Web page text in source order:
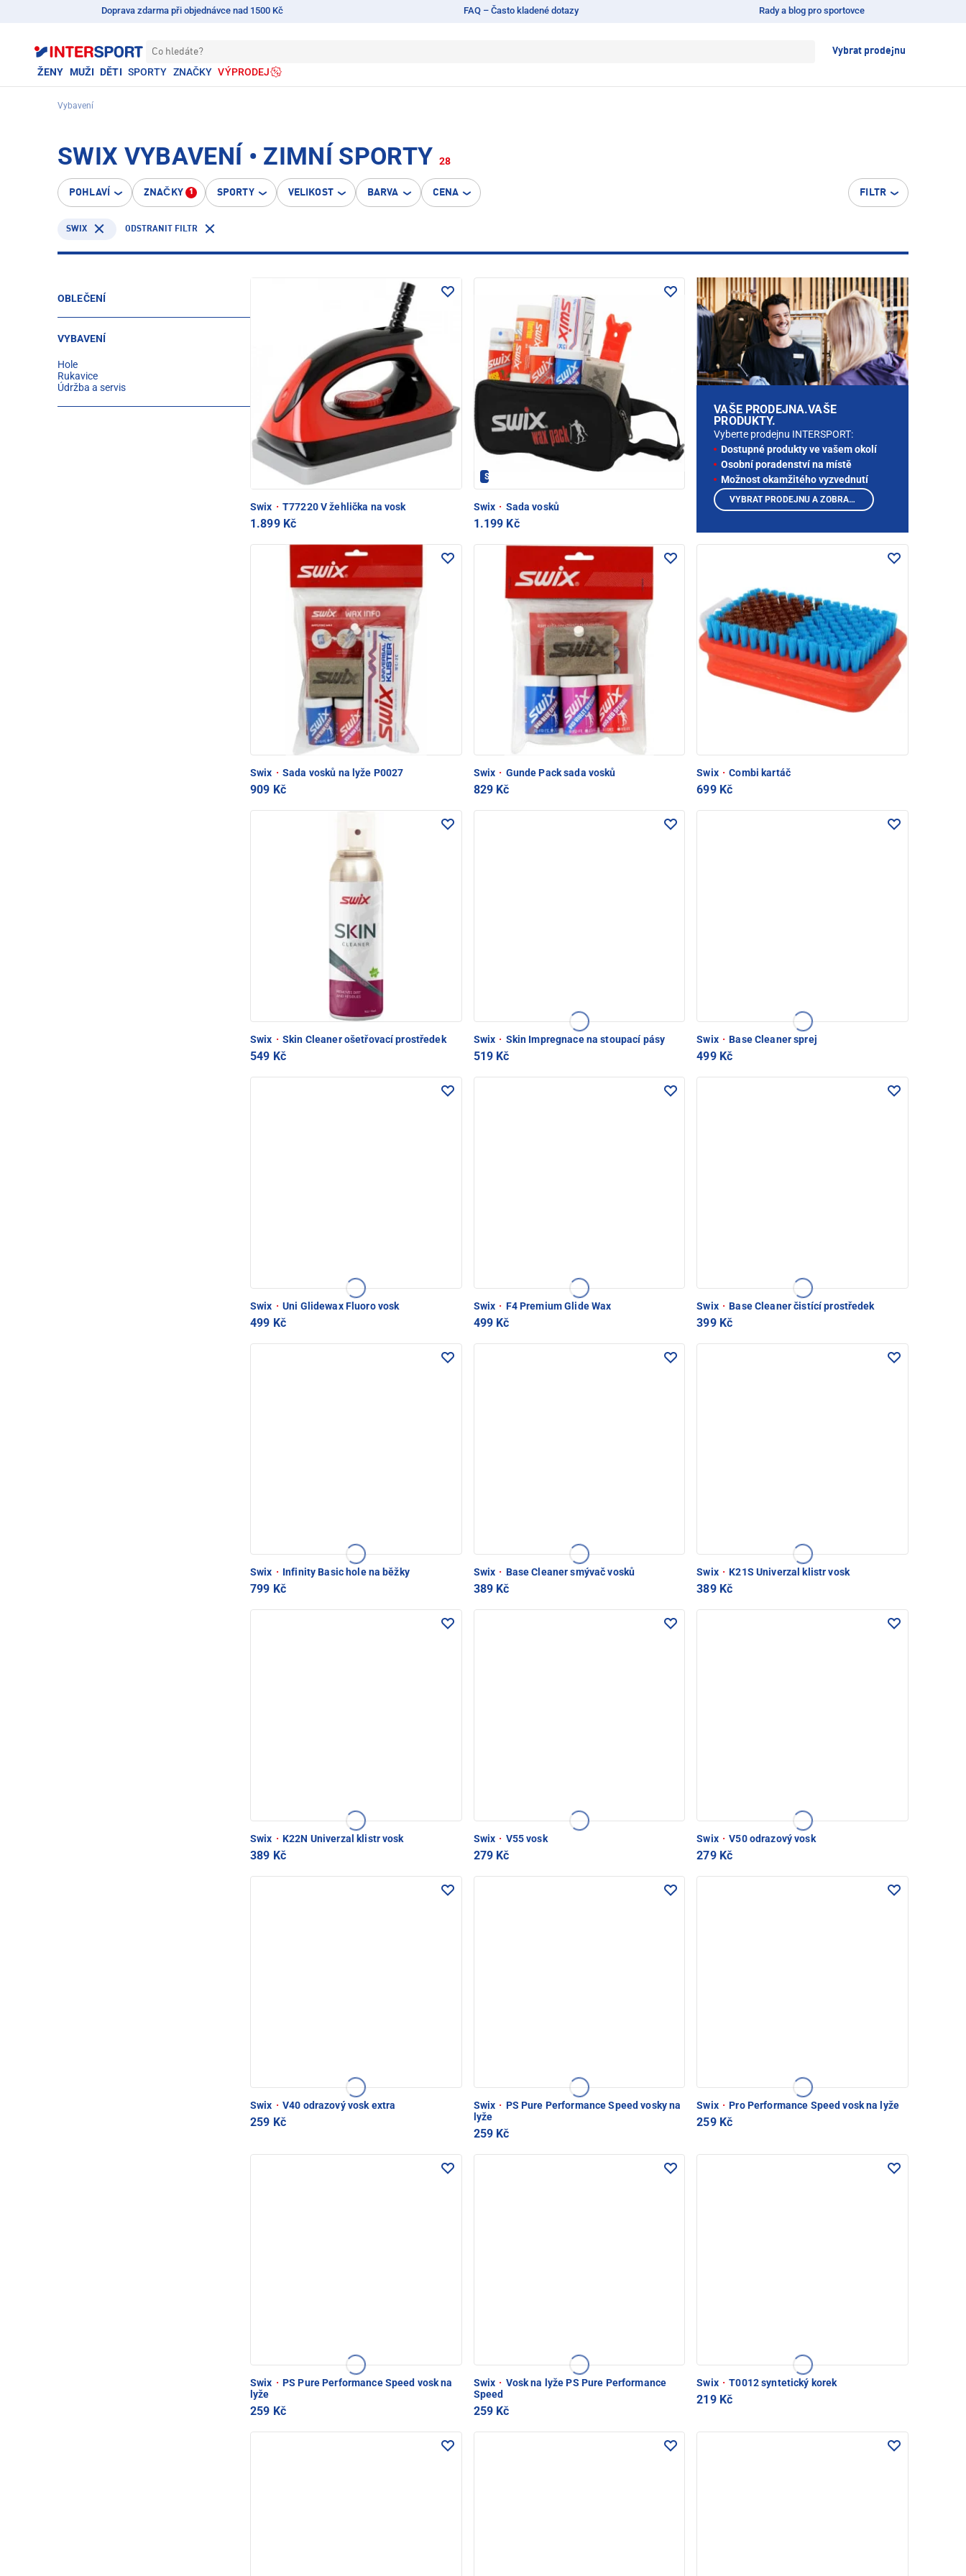
Doprava zdarma při objednávce nad 1500 Kč FAQ – Často kladené dotazy Rady a blog pro sportovce
Co hledáte? Vybrat prodejnu
ŽENY MUŽI DĚTI SPORTY ZNAČKY VÝPRODEJ
Vybavení
SWIX VYBAVENÍ • ZIMNÍ SPORTY 28
POHLAVÍ ZNAČKY 1 SPORTY VELIKOST BARVA CENA FILTR
SWIX ODSTRANIT FILTR
OBLEČENÍ
VYBAVENÍ
Hole
Rukavice
Údržba a servis
Swix · T77220 V žehlička na vosk
1.899 Kč
SWIX - PEC POD SNĚŽKOU
Swix · Sada vosků
1.199 Kč
Swix · Sada vosků na lyže P0027
909 Kč
Swix · Gunde Pack sada vosků
829 Kč
Swix · Combi kartáč
699 Kč
Swix · Skin Cleaner ošetřovací prostředek
549 Kč
Swix · Skin Impregnace na stoupací pásy
519 Kč
Swix · Base Cleaner sprej
499 Kč
Swix · Uni Glidewax Fluoro vosk
499 Kč
Swix · F4 Premium Glide Wax
499 Kč
Swix · Base Cleaner čistící prostředek
399 Kč
Swix · Infinity Basic hole na běžky
799 Kč
Swix · Base Cleaner smývač vosků
389 Kč
Swix · K21S Univerzal klistr vosk
389 Kč
Swix · K22N Univerzal klistr vosk
389 Kč
Swix · V55 vosk
279 Kč
Swix · V50 odrazový vosk
279 Kč
Swix · V40 odrazový vosk extra
259 Kč
Swix · PS Pure Performance Speed vosky na
lyže
259 Kč
Swix · Pro Performance Speed vosk na lyže
259 Kč
Swix · PS Pure Performance Speed vosk na
lyže
259 Kč
Swix · Vosk na lyže PS Pure Performance
Speed
259 Kč
Swix · T0012 syntetický korek
219 Kč
VAŠE PRODEJNA.VAŠE
PRODUKTY.
Vyberte prodejnu INTERSPORT:
Dostupné produkty ve vašem okolí
Osobní poradenství na místě
Možnost okamžitého vyzvednutí
VYBRAT PRODEJNU A ZOBRAZIT PRODUKTY